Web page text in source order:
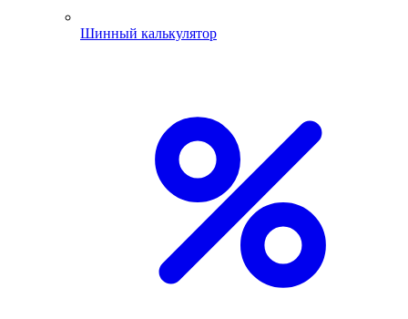
Шинный калькулятор